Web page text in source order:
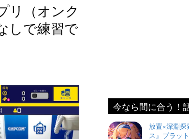
リ（オンク
しで練習で
今なら間に合う！
放置×深淵
ス』プラッ